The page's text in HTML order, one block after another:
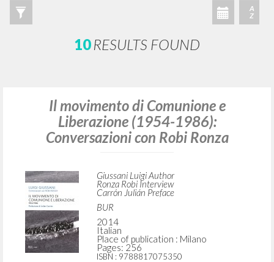
A
Z
10RESULTS FOUND
Il movimento di Comunione e
Liberazione (1954-1986):
Conversazioni con Robi Ronza
Giussani Luigi Author
Ronza Robi Interview
Carrón Julián Preface
BUR
2014
Italian
Place of publication : Milano
Pages: 256
ISBN : 9788817075350